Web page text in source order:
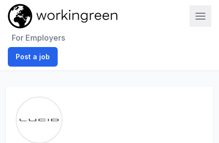
For Employers
Post a job